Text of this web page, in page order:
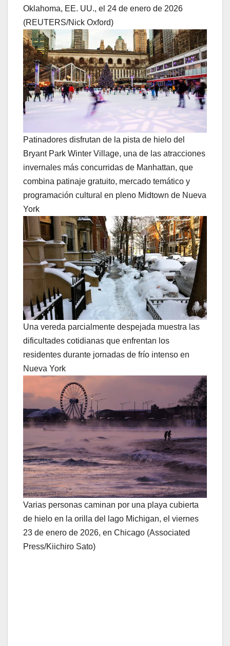
Oklahoma, EE. UU., el 24 de enero de 2026
(REUTERS/Nick Oxford)
Patinadores disfrutan de la pista de hielo del
Bryant Park Winter Village, una de las atracciones
invernales más concurridas de Manhattan, que
combina patinaje gratuito, mercado temático y
programación cultural en pleno Midtown de Nueva
York
Una vereda parcialmente despejada muestra las
dificultades cotidianas que enfrentan los
residentes durante jornadas de frío intenso en
Nueva York
Varias personas caminan por una playa cubierta
de hielo en la orilla del lago Michigan, el viernes
23 de enero de 2026, en Chicago (Associated
Press/Kiichiro Sato)